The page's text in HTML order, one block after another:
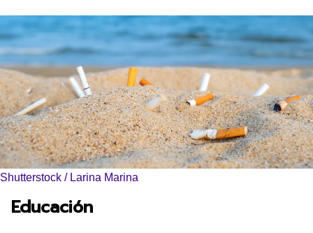
Shutterstock / Larina Marina
Educación